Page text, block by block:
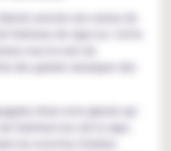
associe une saveur de
fraîcheur de type ice. Cette
sous le nom de
des grands classiques des
d'une note glacée qui
fraîcheur lors de la vape.
les recettes fruitées